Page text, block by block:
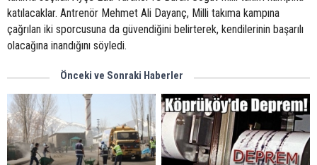
katılacaklar. Antrenör Mehmet Ali Dayanç, Milli takıma kampına
çağrılan iki sporcusuna da güvendiğini belirterek, kendilerinin başarılı
olacağına inandığını söyledi.
Önceki ve Sonraki Haberler